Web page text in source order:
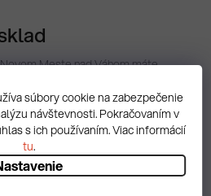
súbory cookie na zabezpečenie
návštevnosti. Pokračovaním v
s ich používaním. Viac informácií
tu.
Meste nad Váhom máte